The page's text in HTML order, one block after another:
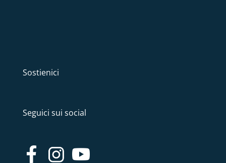
Sostienici
Seguici sui social